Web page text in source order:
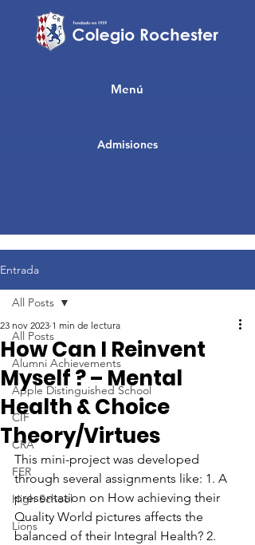
Admisiones
Menú
Entrada
All Posts
Alumni Achievements
Apple Distinguished School
CIF
CRA
FER
High School
Lions
All Posts
How Can I Reinvent
Myself ? – Mental
Health & Choice
Theory/Virtues
23 nov 2023 1 min de lectura
This mini-project was developed
through several assignments like: 1. A
presentation on How achieving their
Quality World pictures affects the
balanced of their Integral Health? 2.